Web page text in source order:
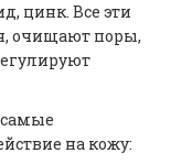
цинк. Все эти
очищают поры,
на кожу: